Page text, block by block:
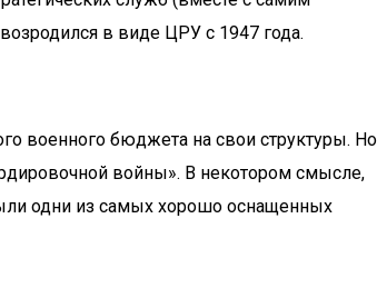
в виде ЦРУ с 1947 года.
военного бюджета на свои структуры. Но
войны». В некотором смысле,
одни из самых хорошо оснащенных